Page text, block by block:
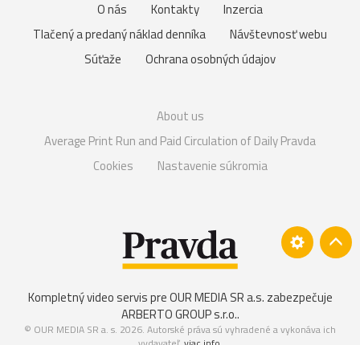
O nás Kontakty
Inzercia
Tlačený a predaný náklad denníka
Návštevnosť webu
Súťaže
Ochrana osobných údajov
About us
Average Print Run and Paid Circulation of Daily Pravda
Cookies
Nastavenie súkromia
Kompletný video servis pre OUR MEDIA SR a.s. zabezpečuje
ARBERTO GROUP s.r.o..
© OUR MEDIA SR a. s. 2026. Autorské práva sú vyhradené a vykonáva ich